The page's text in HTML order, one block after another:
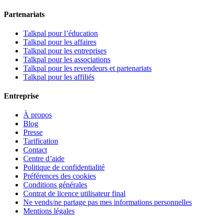
Partenariats
Talkpal pour l’éducation
Talkpal pour les affaires
Talkpal pour les entreprises
Talkpal pour les associations
Talkpal pour les revendeurs et partenariats
Talkpal pour les affiliés
Entreprise
À propos
Blog
Presse
Tarification
Contact
Centre d’aide
Politique de confidentialité
Préférences des cookies
Conditions générales
Contrat de licence utilisateur final
Ne vends/ne partage pas mes informations personnelles
Mentions légales